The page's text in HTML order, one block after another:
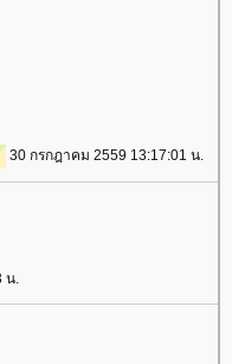
30 กรกฎาคม 2559 13:17:01 น.
น.